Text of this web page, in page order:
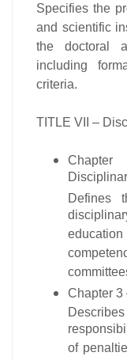
Specifies the
and scientific
the doctoral
including
criteria.
TITLE VII –
Defines
Chapter 3
of